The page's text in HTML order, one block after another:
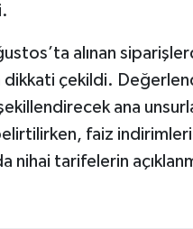
alınan
dikkati çekildi.
ana
faiz
nihai tarifelerin